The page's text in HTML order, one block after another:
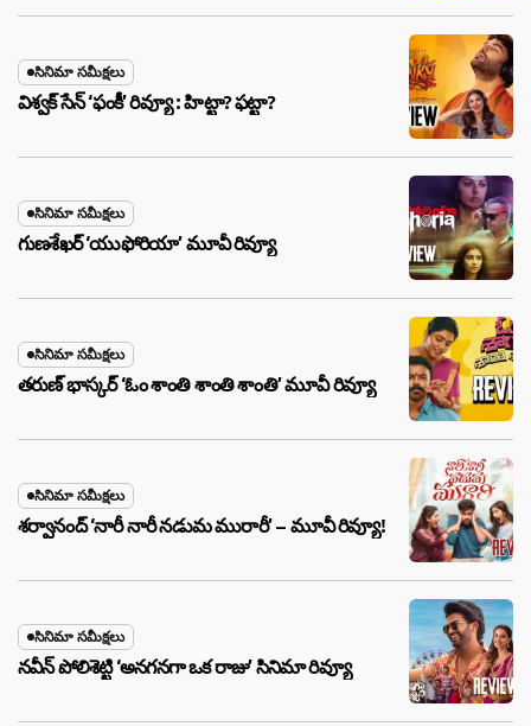
సినిమా సమీక్షలు
విశ్వక్ సేన్ ‘ఫంకీ’ రివ్యూ : హిట్టా? ఫట్టా?
సినిమా సమీక్షలు
గుణశేఖర్ ‘యుఫోరియా’ మూవీ రివ్యూ
సినిమా సమీక్షలు
తరుణ్ భాస్కర్ ‘ఓం శాంతి శాంతి శాంతి’ మూవీ రివ్యూ
సినిమా సమీక్షలు
శర్వానంద్ ‘నారీ నారీ నడుమ మురారీ’ – మూవీ రివ్యూ!
సినిమా సమీక్షలు
నవీన్ పోలిశెట్టి ‘అనగనగా ఒక రాజు’ సినిమా రివ్యూ